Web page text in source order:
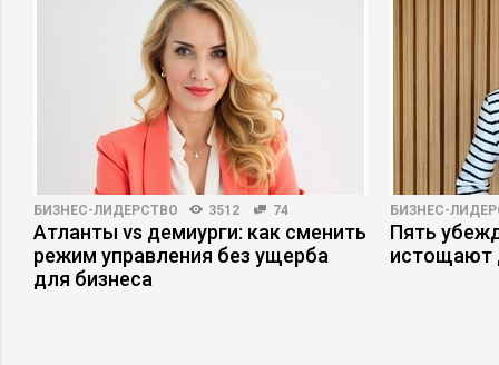
БИЗНЕС-ЛИДЕРСТВО 3512 74
Атланты vs демиурги: как сменить
режим управления без ущерба
для бизнеса
БИЗНЕС-
Пять
истощают